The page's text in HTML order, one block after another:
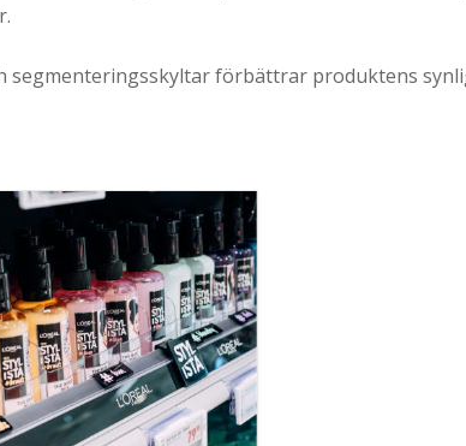
segmenteringsskyltar förbättrar produktens